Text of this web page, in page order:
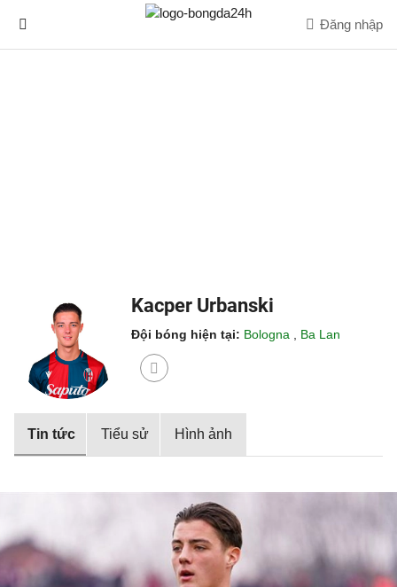
Đăng nhập
Kacper Urbanski
Đội bóng hiện tại: Bologna Ba Lan
Tin tức Tiểu sử Hình ảnh